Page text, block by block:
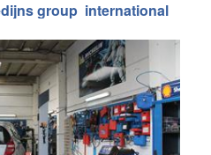
group international